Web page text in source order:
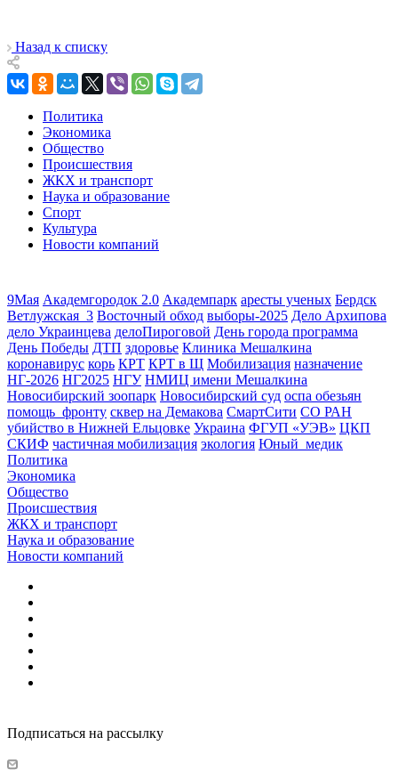
Назад к списку
Политика
Экономика
Общество
Происшествия
ЖКХ и транспорт
Наука и образование
Спорт
Культура
Новости компаний
9Мая Академгородок 2.0 Академпарк аресты ученых Бердск
Ветлужская_3 Восточный обход выборы-2025 Дело Архипова
дело Украинцева делоПироговой День города программа
День Победы ДТП здоровье Клиника Мешалкина
коронавирус корь КРТ КРТ в Щ Мобилизация назначение
НГ-2026 НГ2025 НГУ НМИЦ имени Мешалкина
Новосибирский зоопарк Новосибирский суд оспа обезьян
помощь_фронту сквер на Демакова СмартСити СО РАН
убийство в Нижней Ельцовке Украина ФГУП «УЭВ» ЦКП
СКИФ частичная мобилизация экология Юный_медик
Политика
Экономика
Общество
Происшествия
ЖКХ и транспорт
Наука и образование
Новости компаний
Подписаться на рассылку